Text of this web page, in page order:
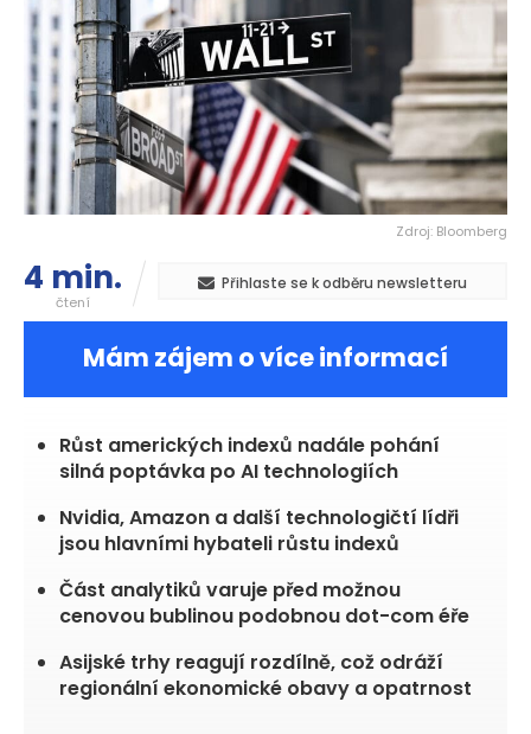
Zdroj: Bloomberg
4 min.
čtení
Přihlaste se k odběru newsletteru
Mám zájem o více informací
Růst amerických indexů nadále pohání
silná poptávka po AI technologiích
Nvidia, Amazon a další technologičtí lídři
jsou hlavními hybateli růstu indexů
Část analytiků varuje před možnou
cenovou bublinou podobnou dot-com éře
Asijské trhy reagují rozdílně, což odráží
regionální ekonomické obavy a opatrnost